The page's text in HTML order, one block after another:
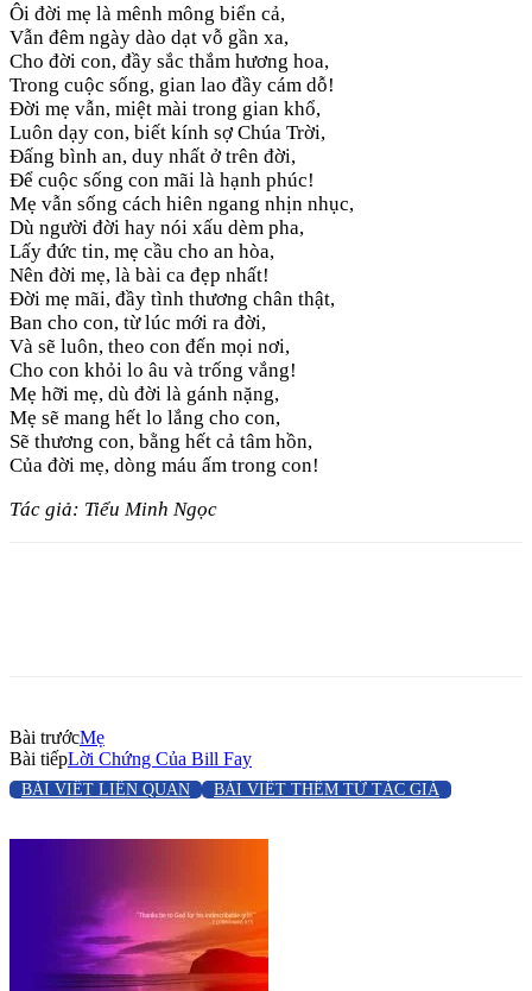
Ôi đời mẹ là mênh mông biển cả,
Vẫn đêm ngày dào dạt vỗ gần xa,
Cho đời con, đầy sắc thắm hương hoa,
Trong cuộc sống, gian lao đầy cám dỗ!
Đời mẹ vẫn, miệt mài trong gian khổ,
Luôn dạy con, biết kính sợ Chúa Trời,
Đấng bình an, duy nhất ở trên đời,
Để cuộc sống con mãi là hạnh phúc!
Mẹ vẫn sống cách hiên ngang nhịn nhục,
Dù người đời hay nói xấu dèm pha,
Lấy đức tin, mẹ cầu cho an hòa,
Nên đời mẹ, là bài ca đẹp nhất!
Đời mẹ mãi, đầy tình thương chân thật,
Ban cho con, từ lúc mới ra đời,
Và sẽ luôn, theo con đến mọi nơi,
Cho con khỏi lo âu và trống vắng!
Mẹ hỡi mẹ, dù đời là gánh nặng,
Mẹ sẽ mang hết lo lắng cho con,
Sẽ thương con, bằng hết cả tâm hồn,
Của đời mẹ, dòng máu ấm trong con!
Tác giả: Tiểu Minh Ngọc
Bài trướcMẹ
Bài tiếpLời Chứng Của Bill Fay
BÀI VIẾT LIÊN QUAN BÀI VIẾT THÊM TỪ TÁC GIẢ